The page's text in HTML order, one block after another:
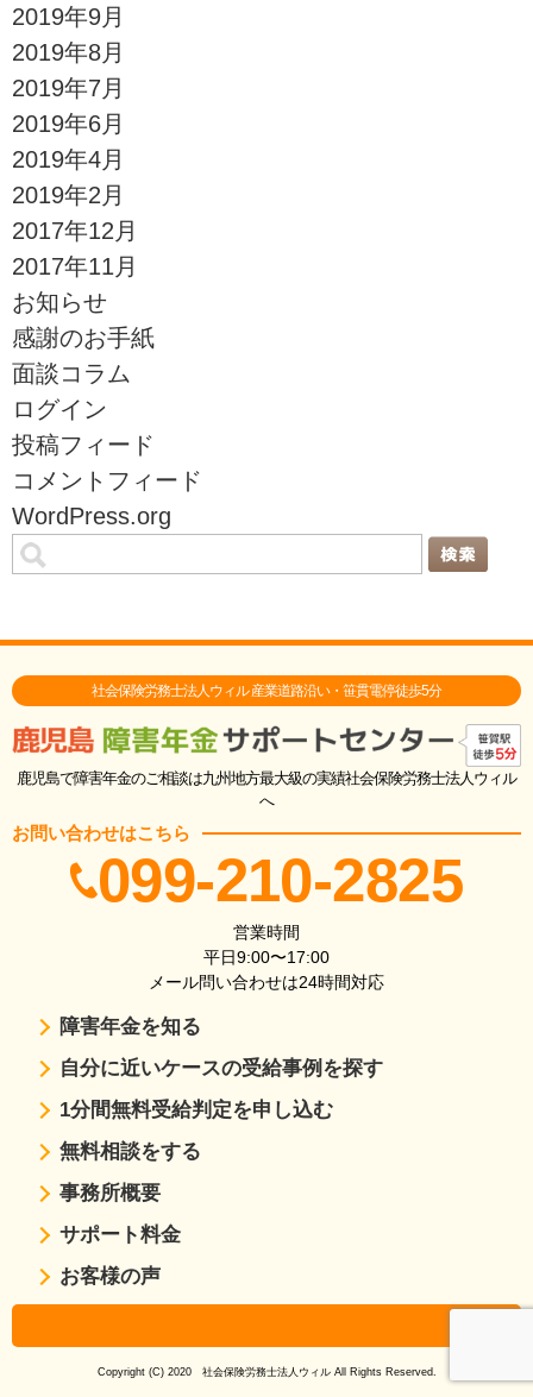
2019年9月
2019年8月
2019年7月
2019年6月
2019年4月
2019年2月
2017年12月
2017年11月
お知らせ
感謝のお手紙
面談コラム
ログイン
投稿フィード
コメントフィード
WordPress.org
社会保険労務士法人ウィル 産業道路沿い・笹貫電停徒歩5分
鹿児島で障害年金のご相談は九州地方最大級の実績社会保険労務士法人ウィル
へ
お問い合わせはこちら
099-210-2825
営業時間
平日9:00〜17:00
メール問い合わせは24時間対応
障害年金を知る
自分に近いケースの受給事例を探す
1分間無料受給判定を申し込む
無料相談をする
事務所概要
サポート料金
お客様の声
Copyright (C) 2020 社会保険労務士法人ウィル All Rights Reserved.